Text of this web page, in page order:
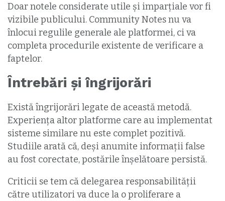
Doar notele considerate utile și imparțiale vor fi
vizibile publicului. Community Notes nu va
înlocui regulile generale ale platformei, ci va
completa procedurile existente de verificare a
faptelor.
Întrebări și îngrijorări
Există îngrijorări legate de această metodă.
Experiența altor platforme care au implementat
sisteme similare nu este complet pozitivă.
Studiile arată că, deși anumite informații false
au fost corectate, postările înșelătoare persistă.
Criticii se tem că delegarea responsabilității
către utilizatori va duce la o proliferare a